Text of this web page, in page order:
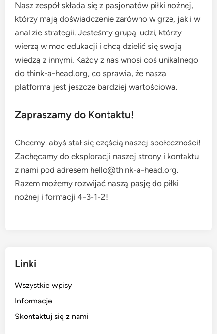
Nasz zespół składa się z pasjonatów piłki nożnej,
którzy mają doświadczenie zarówno w grze, jak i w
analizie strategii. Jesteśmy grupą ludzi, którzy
wierzą w moc edukacji i chcą dzielić się swoją
wiedzą z innymi. Każdy z nas wnosi coś unikalnego
do think-a-head.org, co sprawia, że nasza
platforma jest jeszcze bardziej wartościowa.
Zapraszamy do Kontaktu!
Chcemy, abyś stał się częścią naszej społeczności!
Zachęcamy do eksploracji naszej strony i kontaktu
z nami pod adresem hello@think-a-head.org.
Razem możemy rozwijać naszą pasję do piłki
nożnej i formacji 4-3-1-2!
Linki
Wszystkie wpisy
Informacje
Skontaktuj się z nami